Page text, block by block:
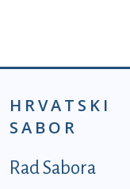
HRVATSKI
SABOR
Podnožje
Rad Sabora